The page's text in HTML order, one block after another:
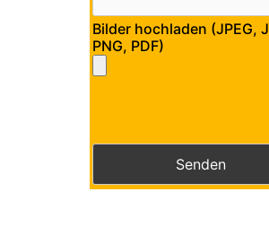
Bilder hochladen (JPEG,
PNG, PDF)
Bitte lasse dieses Feld